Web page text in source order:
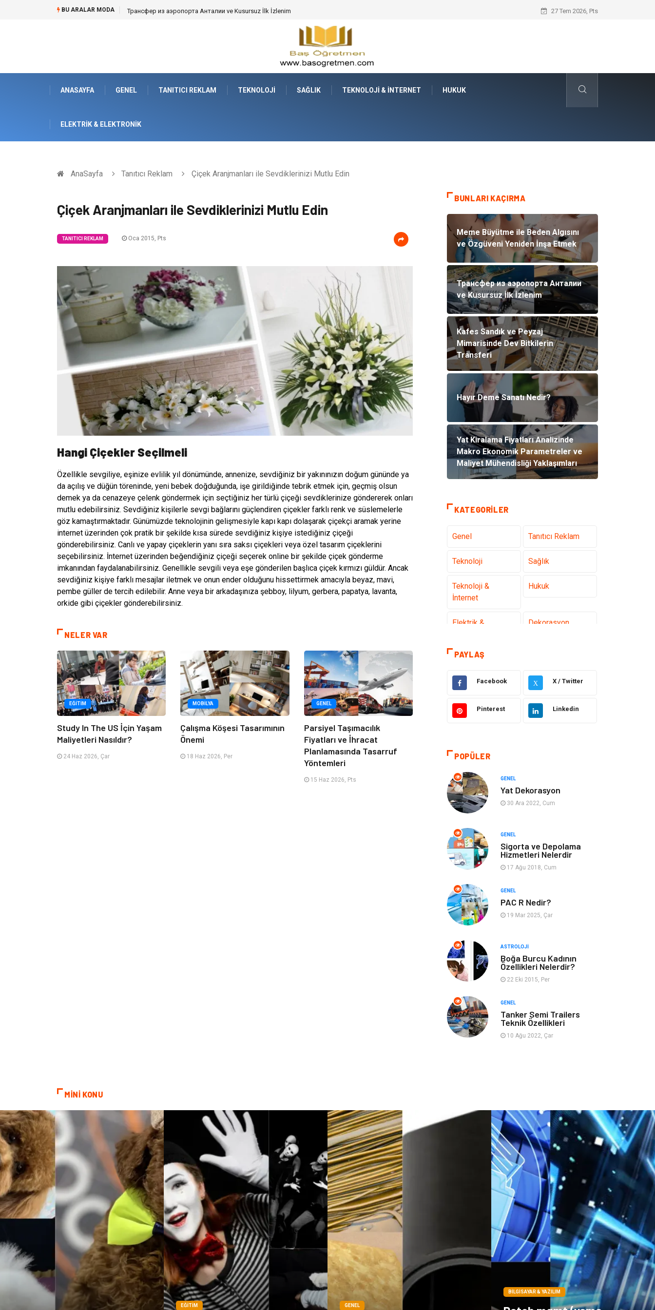
BU ARALAR MODA Kafes Sandık ve Peyzaj Mimarisinde Dev Bitkilerin Transferi Hayır Deme Sanatı Nedir?
27 Tem 2026, Pts
ANASAYFA GENEL TANITICI REKLAM TEKNOLOJI SAĞLIK TEKNOLOJI & İNTERNET HUKUK
ELEKTRIK & ELEKTRONIK
AnaSayfa Tanıtıcı Reklam Çiçek Aranjmanları ile Sevdiklerinizi Mutlu Edin
Çiçek Aranjmanları ile Sevdiklerinizi Mutlu Edin
TANITICI REKLAM Oca 2015, Pts
Hangi Çiçekler Seçilmeli
Özellikle sevgiliye, eşinize evlilik yıl dönümünde, annenize, sevdiğiniz bir yakınınızın doğum gününde ya
da açılış ve düğün töreninde, yeni bebek doğduğunda, işe girildiğinde tebrik etmek için, geçmiş olsun
demek ya da cenazeye çelenk göndermek için seçtiğiniz her türlü çiçeği sevdiklerinize göndererek onları
mutlu edebilirsiniz. Sevdiğiniz kişilerle sevgi bağlarını güçlendiren çiçekler farklı renk ve süslemelerle
göz kamaştırmaktadır. Günümüzde teknolojinin gelişmesiyle kapı kapı dolaşarak çiçekçi aramak yerine
internet üzerinden çok pratik bir şekilde kısa sürede sevdiğiniz kişiye istediğiniz çiçeği
gönderebilirsiniz. Canlı ve yapay çiçeklerin yanı sıra saksı çiçekleri veya özel tasarım çiçeklerini
seçebilirsiniz. İnternet üzerinden beğendiğiniz çiçeği seçerek online bir şekilde çiçek gönderme
imkanından faydalanabilirsiniz. Genellikle sevgili veya eşe gönderilen başlıca çiçek kırmızı güldür. Ancak
sevdiğiniz kişiye farklı mesajlar iletmek ve onun ender olduğunu hissettirmek amacıyla beyaz, mavi,
pembe güller de tercih edilebilir. Anne veya bir arkadaşınıza şebboy, lilyum, gerbera, papatya, lavanta,
orkide gibi çiçekler gönderebilirsiniz.
NELER VAR
EĞITIM
Study In The US İçin Yaşam
Maliyetleri Nasıldır?
24 Haz 2026, Çar
MOBILYA
Çalışma Köşesi Tasarımının
Önemi
18 Haz 2026, Per
GENEL
Parsiyel Taşımacılık
Fiyatları ve İhracat
Planlamasında Tasarruf
Yöntemleri
15 Haz 2026, Pts
BUNLARI KAÇIRMA
Meme Büyütme ile Beden Algısını
ve Özgüveni Yeniden İnşa Etmek
Трансфер из аэропорта Анталии
ve Kusursuz İlk İzlenim
Kafes Sandık ve Peyzaj
Mimarisinde Dev Bitkilerin
Transferi
Hayır Deme Sanatı Nedir?
Yat Kiralama Fiyatları Analizinde
Makro Ekonomik Parametreler ve
Maliyet Mühendisliği Yaklaşımları
KATEGORILER
Genel Tanıtıcı Reklam
Teknoloji Sağlık
Teknoloji &
İnternet
Hukuk
Elektrik &
Dekorasyon
Güzellik ve Bakım
Giyim Sağlıklı Yaşam
Makine Otomotiv
Gıda
Spor
Tatil Hobi
Emlak
Genel Kültür
Bilgisayar &
Yazılım
Müzik
Mobilya Ev İşleri
Finans Tekstil
Aksesuar Anne Çocuk
Astroloji
Sigorta Bebek Giyim
PAYLAŞ
Facebook X X / Twitter
Pinterest Linkedin
POPÜLER
GENEL
Yat Dekorasyon
30 Ara 2022, Cum
GENEL
Sigorta ve Depolama
Hizmetleri Nelerdir
17 Ağu 2018, Cum
GENEL
PAC R Nedir?
19 Mar 2025, Çar
ASTROLOJI
Boğa Burcu Kadının
Özellikleri Nelerdir?
22 Eki 2015, Per
GENEL
Tanker Semi Trailers
Teknik Özellikleri
10 Ağu 2022, Çar
MİNİ KONU
EĞITIM GENEL
BILGISAYAR & YAZILIM